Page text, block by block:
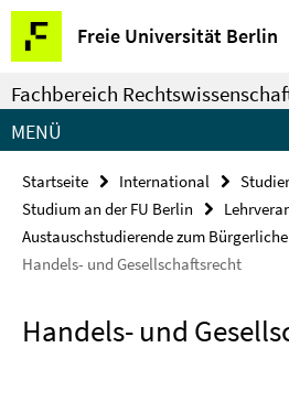
Springe
direkt
zu
Inhalt
Freie Universität Berlin
Service-
Navigation
Fachbereich
MENÜ
Startseite International
Studium an der FU Berlin
Austauschstudierende zum
Handels- und Gesellschaftsrecht
Handels- und